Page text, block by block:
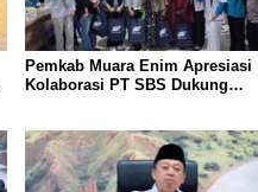
Pemkab Muara Enim Apresiasi
Kolaborasi PT SBS Dukung